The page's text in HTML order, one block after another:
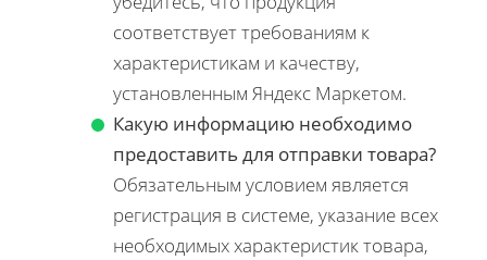
соответствует требованиям к
характеристикам и качеству,
установленным Яндекс Маркетом.
Какую информацию необходимо
предоставить для отправки товара?
Обязательным условием является
регистрация в системе, указание всех
необходимых характеристик товара,